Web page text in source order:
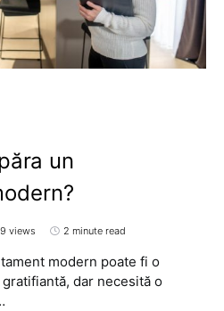
un
views 2 minute read
modern poate fi o
dar necesită o